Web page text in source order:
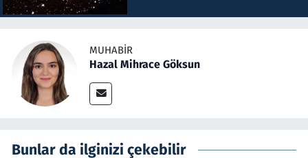
MUHABIR
Hazal Mihrace Göksun
Bunlar da ilginizi çekebilir